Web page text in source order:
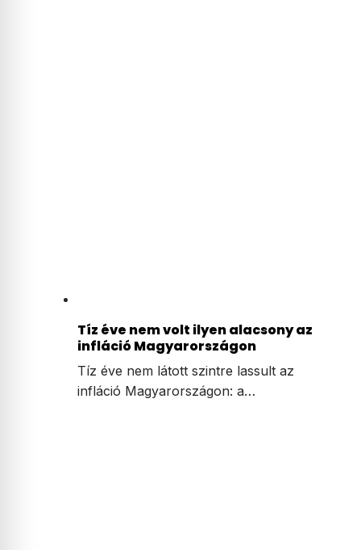
Tíz éve nem volt ilyen alacsony az
infláció Magyarországon
Tíz éve nem látott szintre lassult az
infláció Magyarországon: a…